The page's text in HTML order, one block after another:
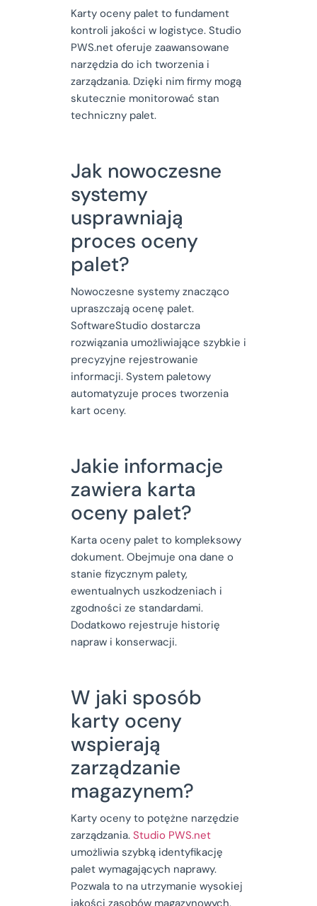
Karty oceny palet to fundament
kontroli jakości w logistyce. Studio
PWS.net oferuje zaawansowane
narzędzia do ich tworzenia i
zarządzania. Dzięki nim firmy mogą
skutecznie monitorować stan
techniczny palet.
Jak nowoczesne
systemy
usprawniają
proces oceny
palet?
Nowoczesne systemy znacząco
upraszczają ocenę palet.
SoftwareStudio dostarcza
rozwiązania umożliwiające szybkie i
precyzyjne rejestrowanie
informacji. System paletowy
automatyzuje proces tworzenia
kart oceny.
Jakie informacje
zawiera karta
oceny palet?
Karta oceny palet to kompleksowy
dokument. Obejmuje ona dane o
stanie fizycznym palety,
ewentualnych uszkodzeniach i
zgodności ze standardami.
Dodatkowo rejestruje historię
napraw i konserwacji.
W jaki sposób
karty oceny
wspierają
zarządzanie
magazynem?
Karty oceny to potężne narzędzie
zarządzania. Studio PWS.net
umożliwia szybką identyfikację
palet wymagających naprawy.
Pozwala to na utrzymanie wysokiej
jakości zasobów magazynowych.